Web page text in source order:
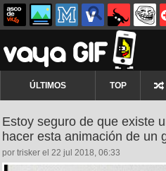
ÚLTIMOS TOP
Estoy seguro de que existe
hacer esta animación de un
por trisker el 22 jul 2018, 06:33